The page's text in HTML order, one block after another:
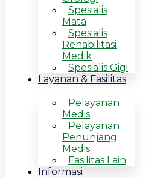
Spesialis
Mata
Spesialis
Rehabilitasi
Medik
Spesialis Gigi
Layanan & Fasilitas
Pelayanan
Medis
Pelayanan
Penunjang
Medis
Fasilitas Lain
Informasi